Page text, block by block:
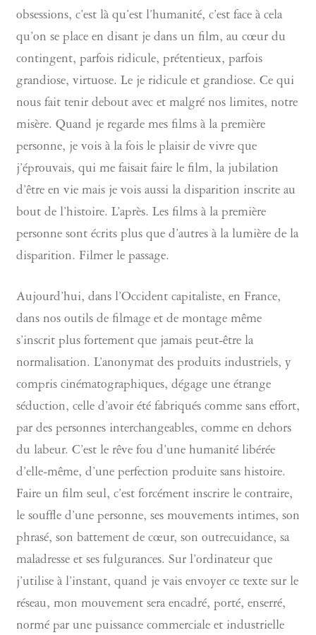
obsessions, c’est là qu’est l’humanité, c’est face à cela
qu’on se place en disant je dans un film, au cœur du
contingent, parfois ridicule, prétentieux, parfois
grandiose, virtuose. Le je ridicule et grandiose. Ce qui
nous fait tenir debout avec et malgré nos limites, notre
misère. Quand je regarde mes films à la première
personne, je vois à la fois le plaisir de vivre que
j’éprouvais, qui me faisait faire le film, la jubilation
d’être en vie mais je vois aussi la disparition inscrite au
bout de l’histoire. L’après. Les films à la première
personne sont écrits plus que d’autres à la lumière de la
disparition. Filmer le passage.
Aujourd’hui, dans l’Occident capitaliste, en France,
dans nos outils de filmage et de montage même
s’inscrit plus fortement que jamais peut-être la
normalisation. L’anonymat des produits industriels, y
compris cinématographiques, dégage une étrange
séduction, celle d’avoir été fabriqués comme sans effort,
par des personnes interchangeables, comme en dehors
du labeur. C’est le rêve fou d’une humanité libérée
d’elle-même, d’une perfection produite sans histoire.
Faire un film seul, c’est forcément inscrire le contraire,
le souffle d’une personne, ses mouvements intimes, son
phrasé, son battement de cœur, son outrecuidance, sa
maladresse et ses fulgurances. Sur l’ordinateur que
j’utilise à l’instant, quand je vais envoyer ce texte sur le
réseau, mon mouvement sera encadré, porté, enserré,
normé par une puissance commerciale et industrielle